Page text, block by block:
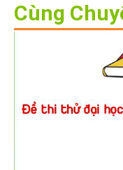
Cùng